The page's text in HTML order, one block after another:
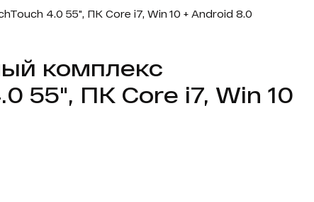
4.0 55", ПК Core i7, Win 10 + Android 8.0
комплекс
55", ПК Core i7, Win 10